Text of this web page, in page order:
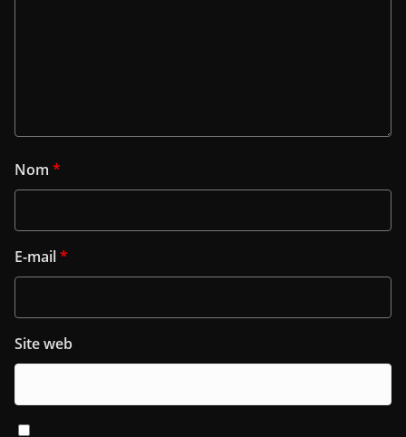
Nom *
E-mail*
Site web